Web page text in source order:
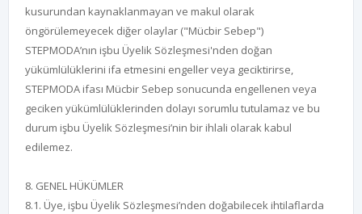
kusurundan kaynaklanmayan ve makul olarak
öngörülemeyecek diğer olaylar ("Mücbir Sebep")
STEPMODA’nın işbu Üyelik Sözleşmesi'nden doğan
yükümlülüklerini ifa etmesini engeller veya geciktirirse,
STEPMODA ifası Mücbir Sebep sonucunda engellenen veya
geciken yükümlülüklerinden dolayı sorumlu tutulamaz ve bu
durum işbu Üyelik Sözleşmesi’nin bir ihlali olarak kabul
edilemez.
8. GENEL HÜKÜMLER
8.1. Üye, işbu Üyelik Sözleşmesi’nden doğabilecek ihtilaflarda